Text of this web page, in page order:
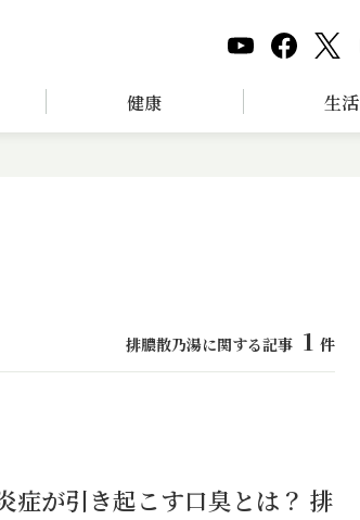
健康 生活
排膿散乃湯に関する記事 1 件
症が引き起こす口臭とは？ 排